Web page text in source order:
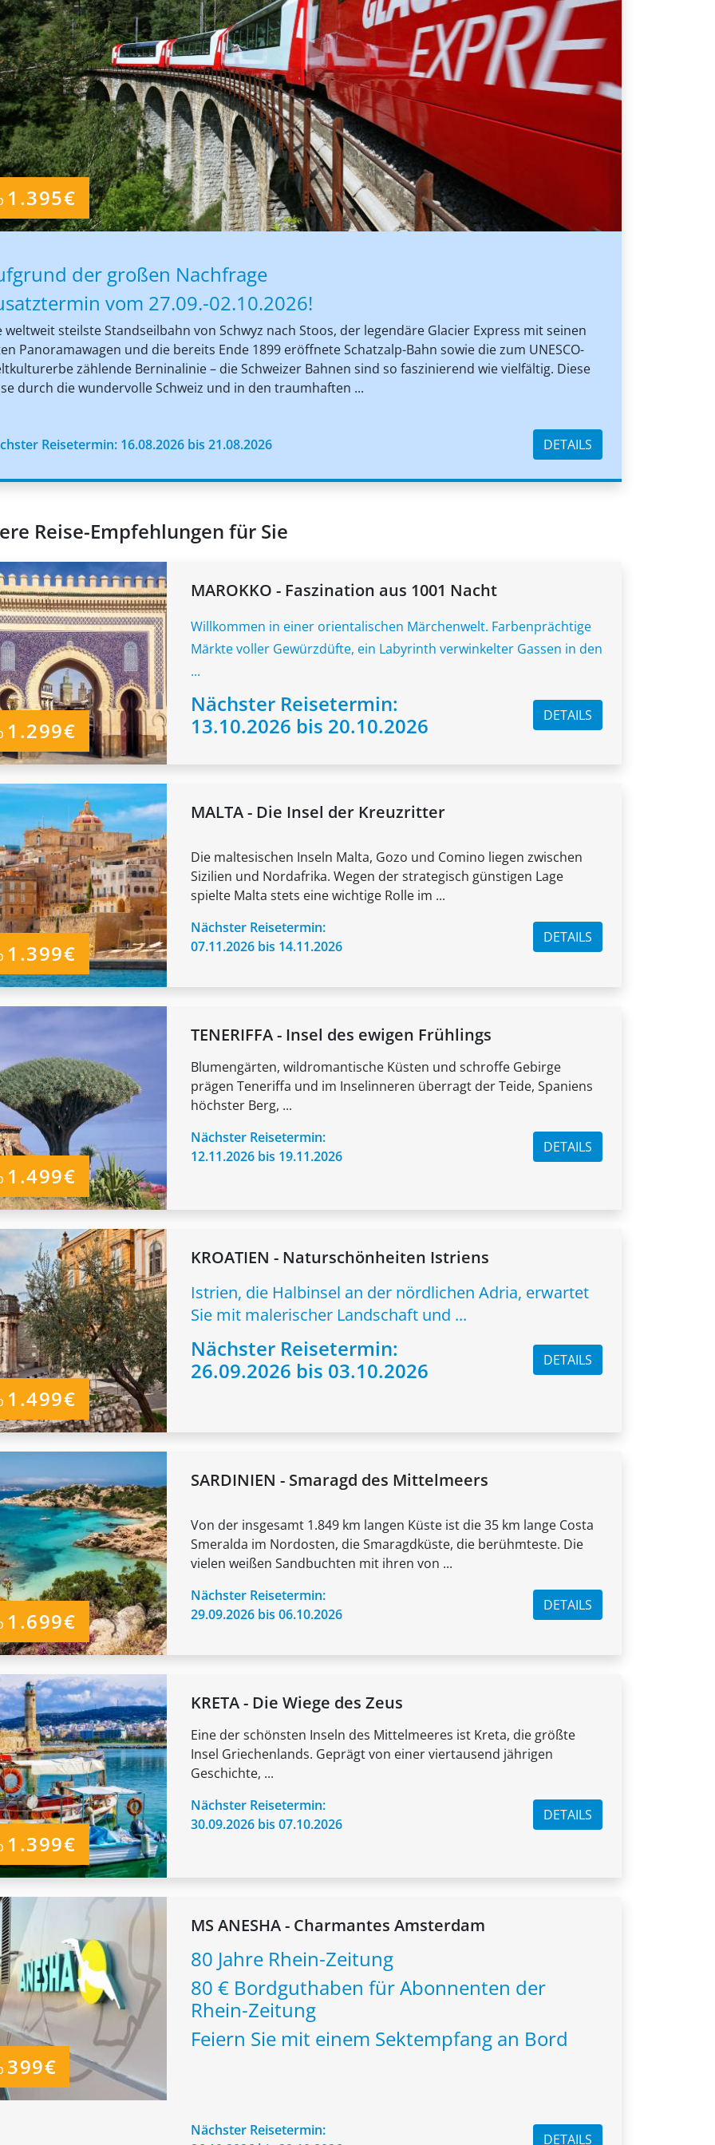
1.395€
der großen Nachfrage
vom 27.09.-02.10.2026!
weltweit steilste Standseilbahn von Schwyz nach Stoos, der legendäre Glacier Express mit seinen
Panoramawagen und die bereits Ende 1899 eröffnete Schatzalp-Bahn sowie die zum UNESCO-
zählende Berninalinie – die Schweizer Bahnen sind so faszinierend wie vielfältig. Diese
durch die wundervolle Schweiz und in den traumhaften ...
Reisetermin: 16.08.2026 bis 21.08.2026 DETAILS
Reise-Empfehlungen für Sie
1.299€
MAROKKO - Faszination aus 1001 Nacht
Willkommen in einer orientalischen Märchenwelt. Farbenprächtige
Märkte voller Gewürzdüfte, ein Labyrinth verwinkelter Gassen in den
...
Nächster Reisetermin:
13.10.2026 bis 20.10.2026
DETAILS
1.399€
MALTA - Die Insel der Kreuzritter
Die maltesischen Inseln Malta, Gozo und Comino liegen zwischen
Sizilien und Nordafrika. Wegen der strategisch günstigen Lage
spielte Malta stets eine wichtige Rolle im ...
Nächster Reisetermin:
07.11.2026 bis 14.11.2026
DETAILS
1.499€
TENERIFFA - Insel des ewigen Frühlings
Blumengärten, wildromantische Küsten und schroffe Gebirge
prägen Teneriffa und im Inselinneren überragt der Teide, Spaniens
höchster Berg, ...
Nächster Reisetermin:
12.11.2026 bis 19.11.2026
DETAILS
1.499€
KROATIEN - Naturschönheiten Istriens
Istrien, die Halbinsel an der nördlichen Adria, erwartet
Sie mit malerischer Landschaft und ...
Nächster Reisetermin:
26.09.2026 bis 03.10.2026
DETAILS
1.699€
SARDINIEN - Smaragd des Mittelmeers
Von der insgesamt 1.849 km langen Küste ist die 35 km lange Costa
Smeralda im Nordosten, die Smaragdküste, die berühmteste. Die
vielen weißen Sandbuchten mit ihren von ...
Nächster Reisetermin:
29.09.2026 bis 06.10.2026
DETAILS
1.399€
KRETA - Die Wiege des Zeus
Eine der schönsten Inseln des Mittelmeeres ist Kreta, die größte
Insel Griechenlands. Geprägt von einer viertausend jährigen
Geschichte, ...
Nächster Reisetermin:
30.09.2026 bis 07.10.2026
DETAILS
399€
MS ANESHA - Charmantes Amsterdam
80 Jahre Rhein-Zeitung
80 € Bordguthaben für Abonnenten der
Rhein-Zeitung
Feiern Sie mit einem Sektempfang an Bord
Nächster Reisetermin:
DETAILS